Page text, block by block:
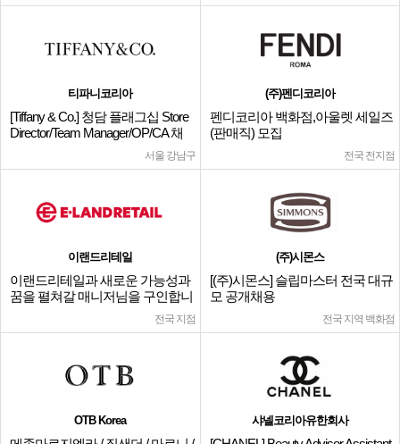
티파니코리아
[Tiffany & Co.] 청담 플래그십 Store
Director/Team Manager/OP/CA 채
서울 강남구
(주)펜디코리아
펜디코리아 백화점,아울렛 세일즈
(판매직) 모집
전국 전지점
이랜드리테일
이랜드리테일과 새로운 가능성과
꿈을 펼쳐갈 매니저님을 구인합니
전국 지점
(주)시몬스
[(주)시몬스] 슬립마스터 전국 대규
모 공개채용
전국 지역 백화점
OTB Korea 샤넬코리아유한회사